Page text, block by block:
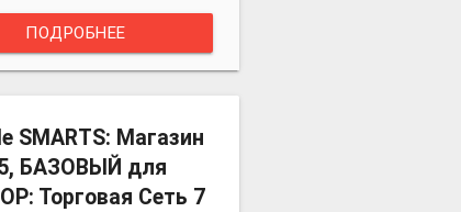
ПОДРОБНЕЕ
more_vert
SMARTS: Магазин
БАЗОВЫЙ для
Торговая Сеть 7